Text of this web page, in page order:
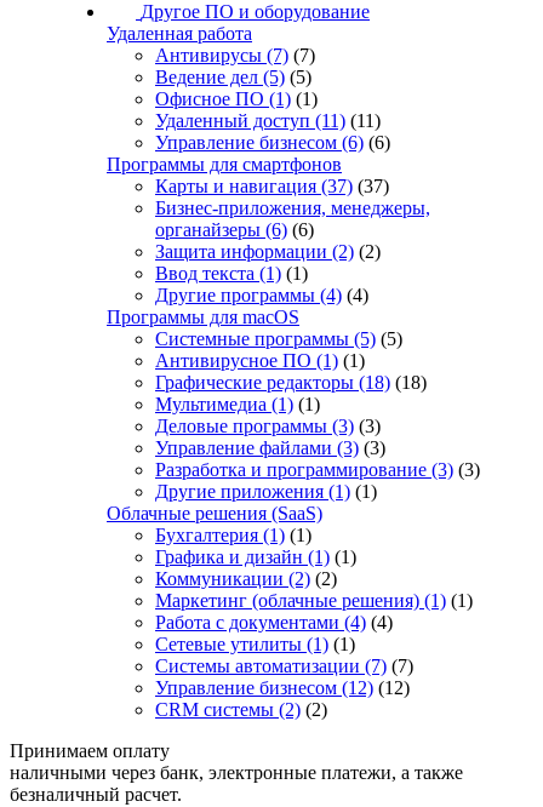
Другое ПО и оборудование
Удаленная работа
Антивирусы (7) (7)
Ведение дел (5) (5)
Офисное ПО (1) (1)
Удаленный доступ (11) (11)
Управление бизнесом (6) (6)
Программы для смартфонов
Карты и навигация (37) (37)
Бизнес-приложения, менеджеры,
органайзеры (6) (6)
Защита информации (2) (2)
Ввод текста (1) (1)
Другие программы (4) (4)
Программы для macOS
Системные программы (5) (5)
Антивирусное ПО (1) (1)
Графические редакторы (18) (18)
Мультимедиа (1) (1)
Деловые программы (3) (3)
Управление файлами (3) (3)
Разработка и программирование (3) (3)
Другие приложения (1) (1)
Облачные решения (SaaS)
Бухгалтерия (1) (1)
Графика и дизайн (1) (1)
Коммуникации (2) (2)
Маркетинг (облачные решения) (1) (1)
Работа с документами (4) (4)
Сетевые утилиты (1) (1)
Системы автоматизации (7) (7)
Управление бизнесом (12) (12)
CRM системы (2) (2)
Принимаем оплату
наличными через банк, электронные платежи, а также
безналичный расчет.